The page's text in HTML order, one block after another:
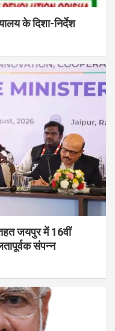
के दिशा-निर्देश
जयपुर में 16वीं
संपन्न